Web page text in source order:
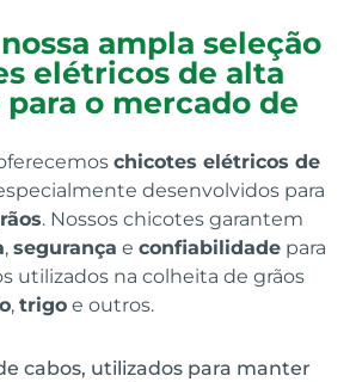
ampla seleção
elétricos de alta
o mercado de
chicotes elétricos de
desenvolvidos para
. Nossos chicotes garantem
, segurança e confiabilidade para
utilizados na colheita de grãos
, trigo e outros.
cabos, utilizados para manter